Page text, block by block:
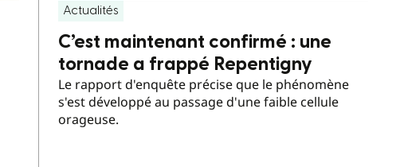
Actualités
C’est maintenant confirmé : une
tornade a frappé Repentigny
Le rapport d'enquête précise que le phénomène
s'est développé au passage d'une faible cellule
orageuse.